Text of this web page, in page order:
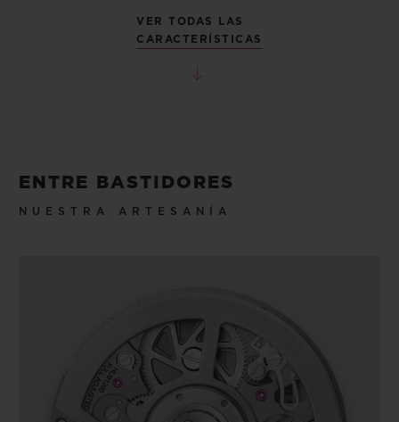
VER TODAS LAS
CARACTERÍSTICAS
ENTRE BASTIDORES
NUESTRA ARTESANÍA